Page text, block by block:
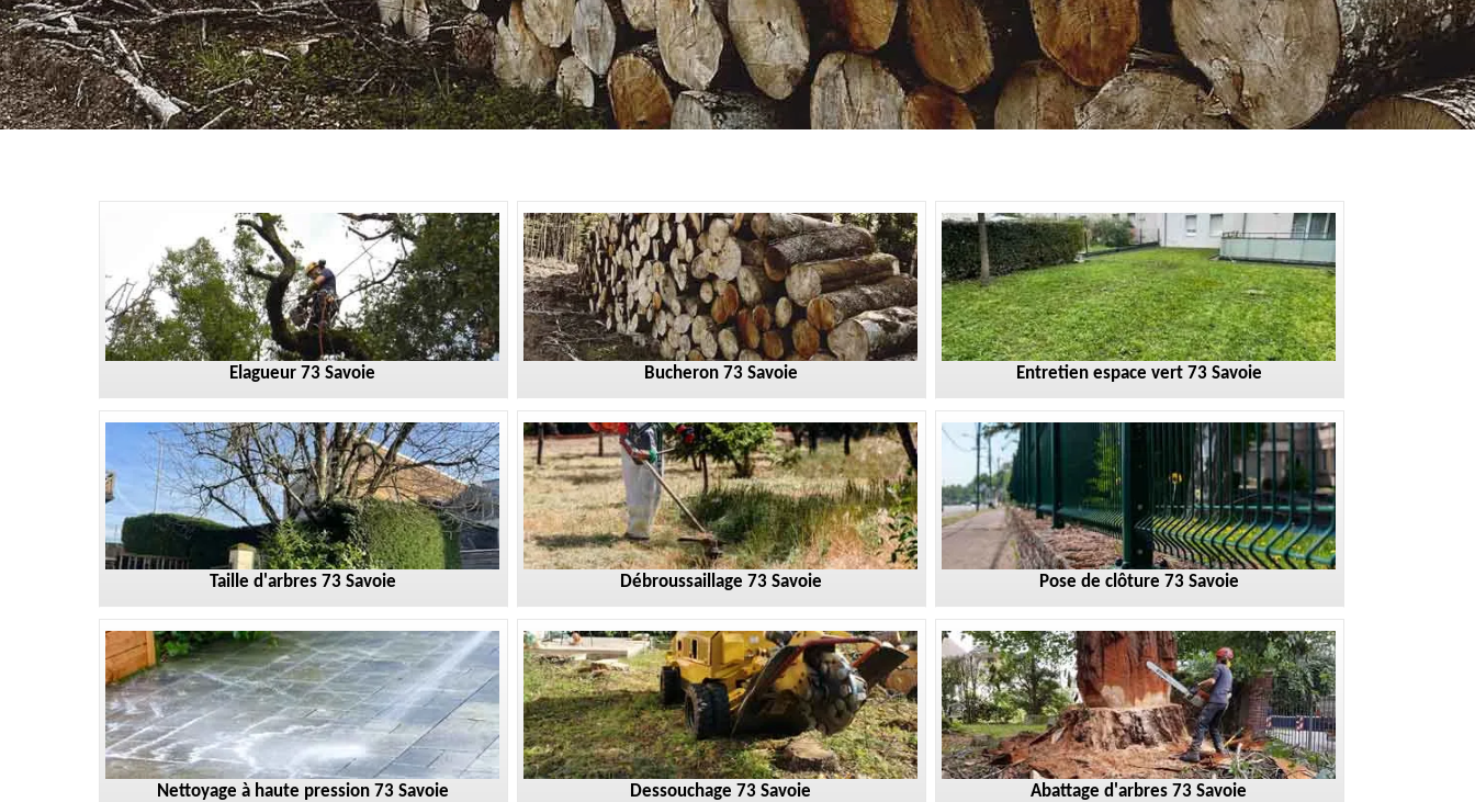
Elagueur 73 Savoie Bucheron 73 Savoie Entretien espace vert 73 Savoie
Taille d'arbres 73 Savoie Débroussaillage 73 Savoie Pose de clôture 73 Savoie
Nettoyage à haute pression 73 Savoie Dessouchage 73 Savoie Abattage d'arbres 73 Savoie